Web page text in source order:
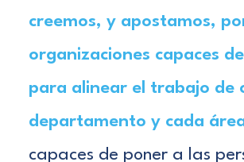
creemos, y apostamos,
organizaciones capaces
para alinear el trabajo de
departamento y cada
capaces de poner a las